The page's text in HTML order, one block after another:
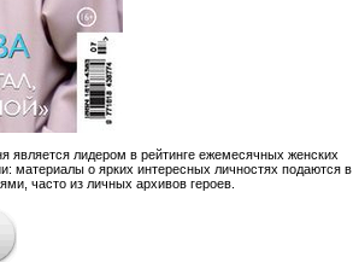
является лидером в рейтинге ежемесячных женских
материалы о ярких интересных личностях подаются в
часто из личных архивов героев.